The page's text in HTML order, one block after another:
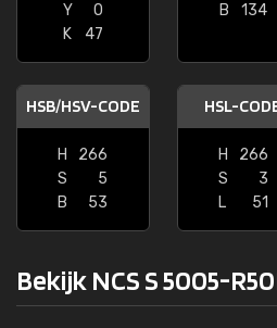
Y
0
K
47
B
134
HSB/HSV-CODE
H
266
S
5
B
53
HSL-
H
266
S
3
L
51
Bekijk NCS S 5005-